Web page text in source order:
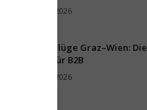
5. August 2026
Aus für Flüge Graz–Wien: Die
Folgen für B2B
4. August 2026